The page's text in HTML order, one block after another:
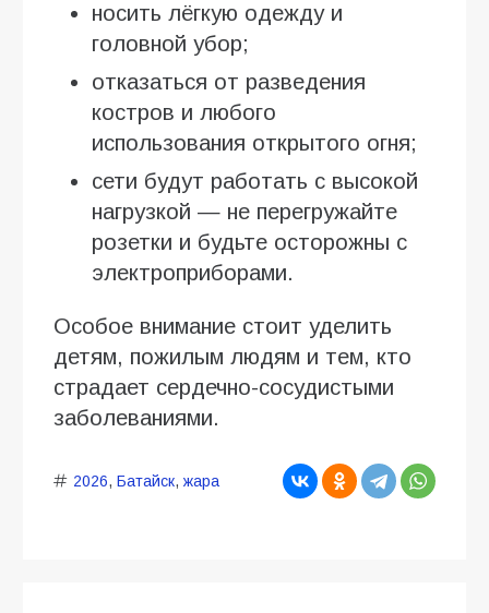
носить лёгкую одежду и
головной убор;
отказаться от разведения
костров и любого
использования открытого огня;
сети будут работать с высокой
нагрузкой — не перегружайте
розетки и будьте осторожны с
электроприборами.
Особое внимание стоит уделить
детям, пожилым людям и тем, кто
страдает сердечно-сосудистыми
заболеваниями.
2026, Батайск, жара